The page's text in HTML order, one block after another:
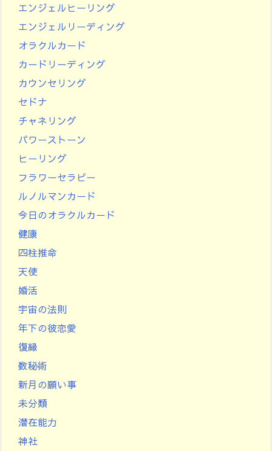
エンジェルヒーリング
エンジェルリーディング
オラクルカード
カードリーディング
カウンセリング
セドナ
チャネリング
パワーストーン
ヒーリング
フラワーセラピー
ルノルマンカード
今日のオラクルカード
健康
四柱推命
天使
婚活
宇宙の法則
年下の彼恋愛
復縁
数秘術
新月の願い事
未分類
潜在能力
神社